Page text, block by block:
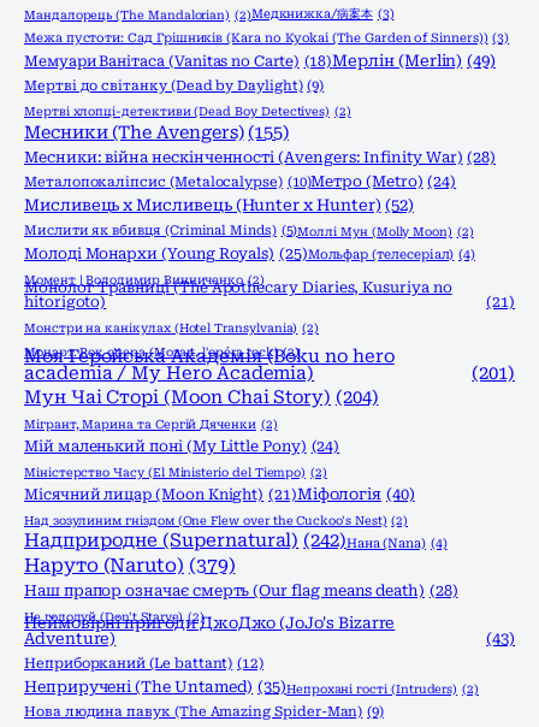
Мандалорець (The Mandalorian) (2)Медкнижка/病案本 (3)
Межа пустоти: Сад Грішників (Kara no Kyokai (The Garden of Sinners)) (3)
Мемуари Ванітаса (Vanitas no Carte) (18)Мерлін (Merlin) (49)
Мертві до світанку (Dead by Daylight) (9)
Мертві хлопці-детективи (Dead Boy Detectives) (2)
Месники (The Avengers) (155)
Месники: війна нескінченності (Avengers: Infinity War) (28)
Металопокаліпсис (Metalocalypse) (10)Метро (Metro) (24)
Мисливець х Мисливець (Hunter x Hunter) (52)
Мислити як вбивця (Criminal Minds) (5)Моллі Мун (Molly Moon) (2)
Молоді Монархи (Young Royals) (25)Мольфар (телесеріал) (4)
Момент | Володимир Винниченко (2)
Монолог Травниці (The Apothecary Diaries, Kusuriya no
hitorigoto)
(21)
Монстри на канікулах (Hotel Transylvania) (2)
Моцарт. Рок опера (Mozart, l'opéra rock) (2)
Моя Геройська Академія (Boku no hero
academia / My Hero Academia)
(201)
Мун Чаі Сторі (Moon Chai Story) (204)
Мігрант, Марина та Сергій Дяченки (2)
Мій маленький поні (My Little Pony) (24)
Міністерство Часу (El Ministerio del Tiempo) (2)
Місячний лицар (Moon Knight) (21)Міфологія (40)
Над зозулиним гніздом (One Flew over the Cuckoo's Nest) (2)
Надприродне (Supernatural) (242)Нана (Nana) (4)
Наруто (Naruto) (379)
Наш прапор означає смерть (Our flag means death) (28)
Не голодуй (Don't Starve) (2)
Неймовірні пригоди ДжоДжо (JoJo's Bizarre
Adventure)
(43)
Неприборканий (Le battant) (12)
Неприручені (The Untamed) (35)Непрохані гості (Intruders) (2)
Нова людина павук (The Amazing Spider-Man) (9)